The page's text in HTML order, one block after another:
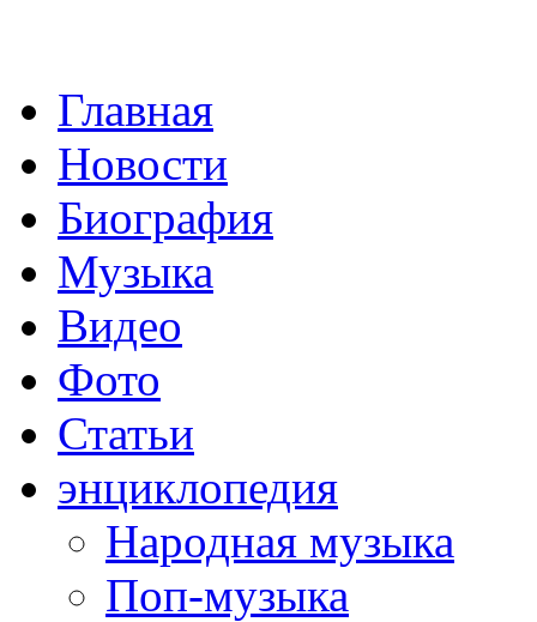
Главная
Новости
Биография
Музыка
Видео
Фото
Статьи
энциклопедия
Народная музыка
Поп-музыка